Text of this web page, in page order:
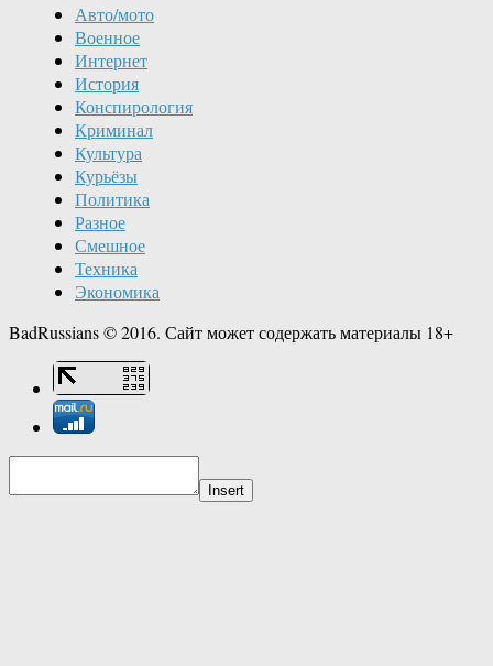
Авто/мото
Военное
Интернет
История
Конспирология
Криминал
Культура
Курьёзы
Политика
Разное
Смешное
Техника
Экономика
BadRussians © 2016. Сайт может содержать материалы 18+
Insert